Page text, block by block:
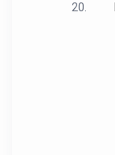
20.